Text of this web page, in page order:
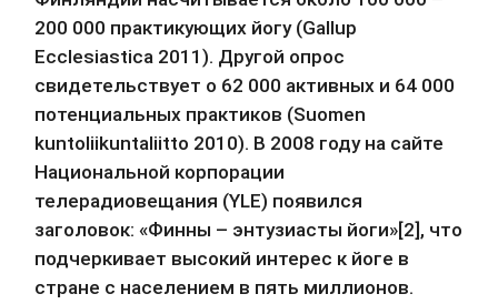
200 000 практикующих йогу (Gallup
Ecclesiastica 2011). Другой опрос
свидетельствует о 62 000 активных и 64 000
потенциальных практиков (Suomen
kuntoliikuntaliitto 2010). В 2008 году на сайте
Национальной корпорации
телерадиовещания (YLE) появился
заголовок: «Финны – энтузиасты йоги»[2], что
подчеркивает высокий интерес к йоге в
стране с населением в пять миллионов.